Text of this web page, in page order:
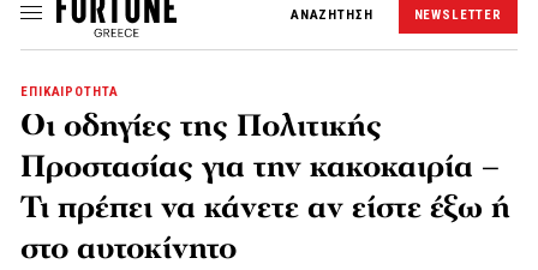
ΑΝΑΖΗΤΗΣΗ NEWSLETTER
ΕΠΙΚΑΙΡΟΤΗΤΑ
Οι οδηγίες της Πολιτικής
Προστασίας για την κακοκαιρία –
Τι πρέπει να κάνετε αν είστε έξω ή
στο αυτοκίνητο